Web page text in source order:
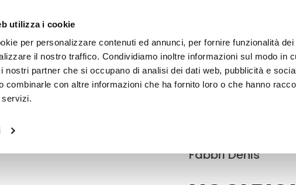
utilizza i cookie
per personalizzare contenuti ed annunci, per fornire funzionalità dei
il nostro traffico. Condividiamo inoltre informazioni sul modo in
nostri partner che si occupano di analisi dei dati web, pubblicità e
combinarle con altre informazioni che ha fornito loro o che hanno
servizi.
PERDERE LE BOTTEGHE
Fabbri Denis